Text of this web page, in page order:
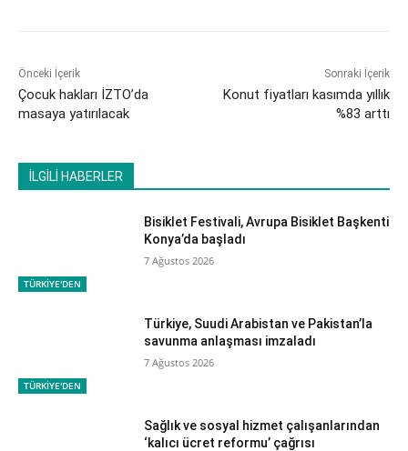
Önceki İçerik
Çocuk hakları İZTO’da
masaya yatırılacak
Sonraki İçerik
Konut fiyatları kasımda yıllık
%83 arttı
İLGİLİ HABERLER
TÜRKİYE'DEN
Bisiklet Festivali, Avrupa Bisiklet Başkenti
Konya’da başladı
7 Ağustos 2026
TÜRKİYE'DEN
Türkiye, Suudi Arabistan ve Pakistan’la
savunma anlaşması imzaladı
7 Ağustos 2026
Sağlık ve sosyal hizmet çalışanlarından
‘kalıcı ücret reformu’ çağrısı